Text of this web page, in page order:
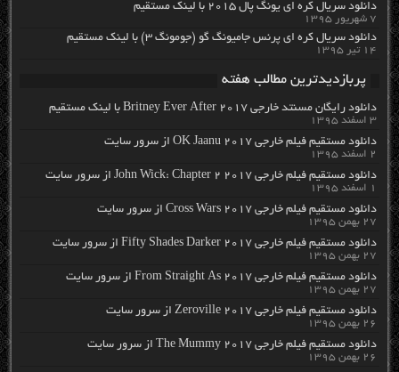
دانلود سریال کره ای یونگ پال ۲۰۱۵ با لینک مستقیم
۷ شهریور ۱۳۹۵
دانلود سریال کره ای پرنس جامیونگ گو (جومونگ ۳) با لینک مستقیم
۱۴ تیر ۱۳۹۵
پربازدیدترین مطالب هفته
دانلود رایگان مسنتد خارجی Britney Ever After 2017 با لینک مستقیم
۳ اسفند ۱۳۹۵
دانلود مستقیم فیلم خارجی OK Jaanu 2017 از سرور سایت
۲ اسفند ۱۳۹۵
دانلود مستقیم فیلم خارجی John Wick: Chapter 2 2017 از سرور سایت
۱ اسفند ۱۳۹۵
دانلود مستقیم فیلم خارجی Cross Wars 2017 از سرور سایت
۲۷ بهمن ۱۳۹۵
دانلود مستقیم فیلم خارجی Fifty Shades Darker 2017 از سرور سایت
۲۷ بهمن ۱۳۹۵
دانلود مستقیم فیلم خارجی From Straight As 2017 از سرور سایت
۲۷ بهمن ۱۳۹۵
دانلود مستقیم فیلم خارجی Zeroville 2017 از سرور سایت
۲۶ بهمن ۱۳۹۵
دانلود مستقیم فیلم خارجی The Mummy 2017 از سرور سایت
۲۶ بهمن ۱۳۹۵